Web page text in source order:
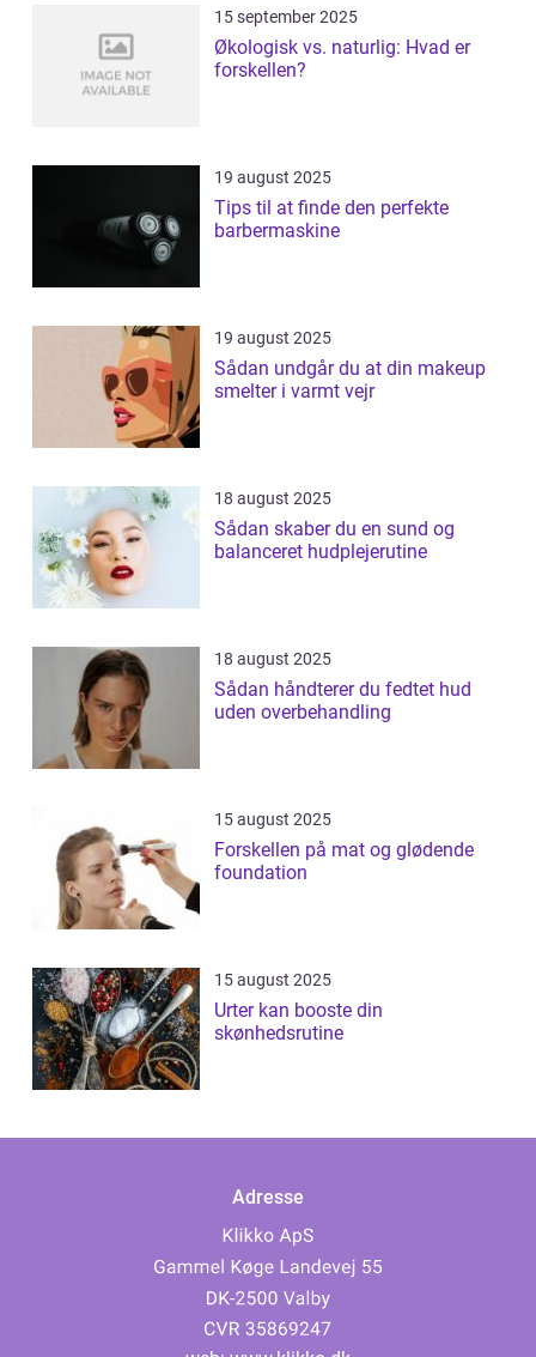
15 september 2025
Økologisk vs. naturlig: Hvad er
forskellen?
19 august 2025
Tips til at finde den perfekte
barbermaskine
19 august 2025
Sådan undgår du at din makeup
smelter i varmt vejr
18 august 2025
Sådan skaber du en sund og
balanceret hudplejerutine
18 august 2025
Sådan håndterer du fedtet hud
uden overbehandling
15 august 2025
Forskellen på mat og glødende
foundation
15 august 2025
Urter kan booste din
skønhedsrutine
Adresse